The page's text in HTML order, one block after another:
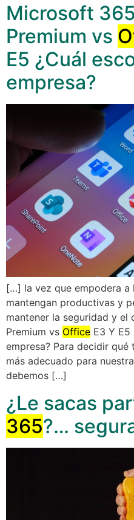
Microsoft
Premium vs
E5 ¿Cuál
empresa?
[…] la vez que empodera a
mantengan productivas y
mantener la seguridad y el
Premium vs Office E3 Y E5
empresa? Para decidir
más adecuado para
debemos […]
¿Le sacas
365?…